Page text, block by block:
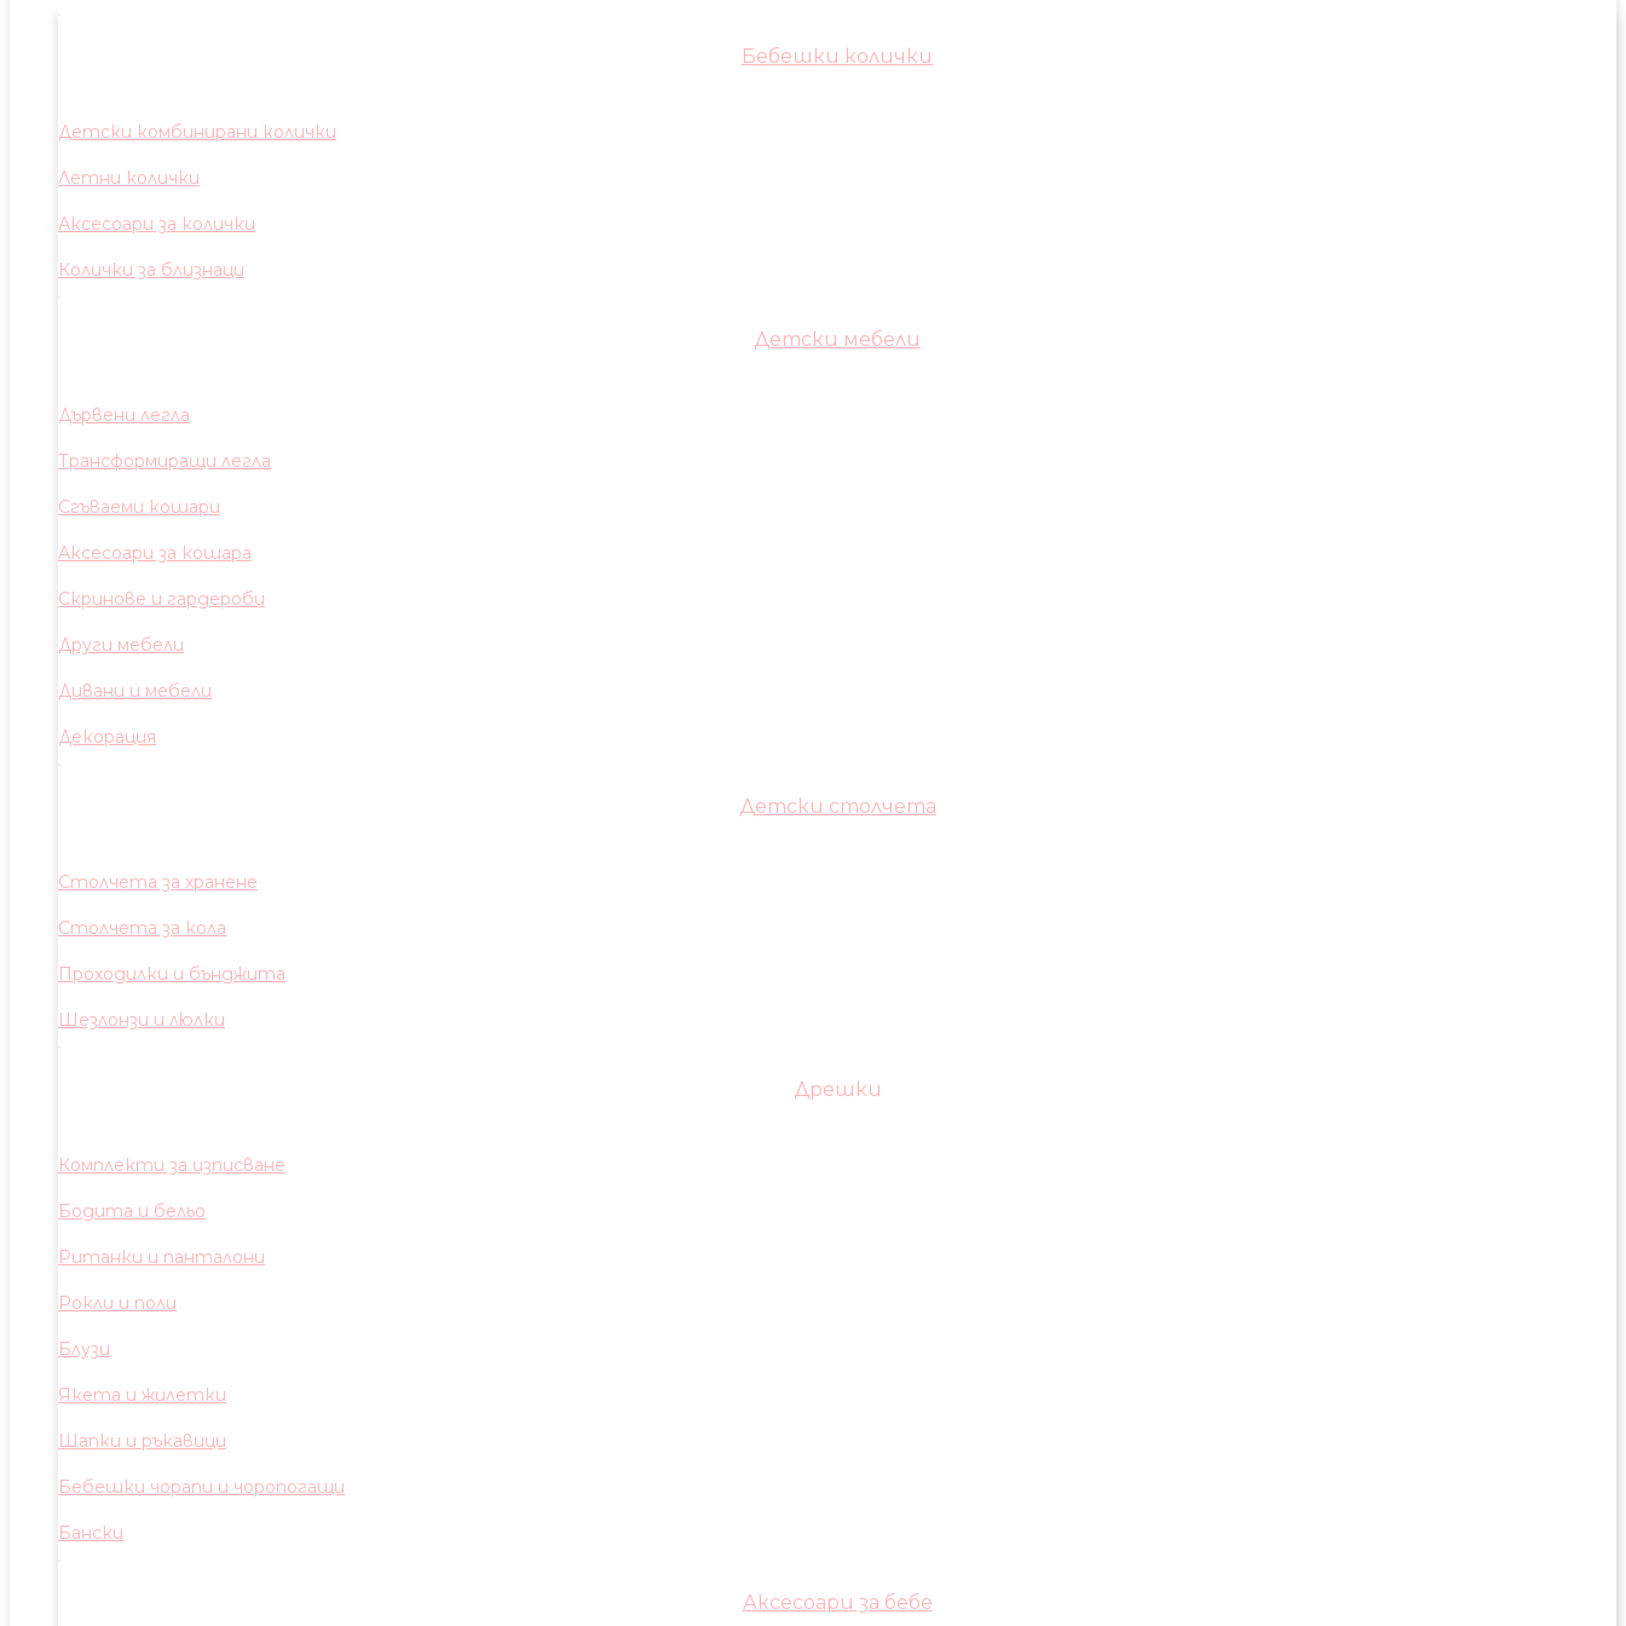
Бебешки колички
Детски комбинирани колички
Летни колички
Аксесоари за колички
Колички за близнаци
Детски мебели
Дървени легла
Трансформиращи легла
Сгъваеми кошари
Аксесоари за кошара
Скринове и гардероби
Други мебели
Дивани и мебели
Декорация
Детски столчета
Столчета за хранене
Столчета за кола
Проходилки и бънджита
Шезлонзи и люлки
Дрешки
Комплекти за изписване
Бодита и бельо
Ританки и панталони
Рокли и поли
Блузи
Якета и жилетки
Шапки и ръкавици
Бебешки чорапи и чоропогащи
Бански
Аксесоари за бебе